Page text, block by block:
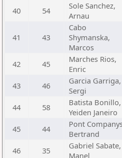
40 54
Sole Sanchez,
Arnau
41 43
Cabo
Shymanska,
Marcos
42 45
Marches Rios,
Enric
43 46
Garcia Garriga,
Sergi
44 58
Batista Bonillo,
Yeiden Janeiro
45 44
Pont
Bertrand
46
35
Gabriel Sabate,
Manel